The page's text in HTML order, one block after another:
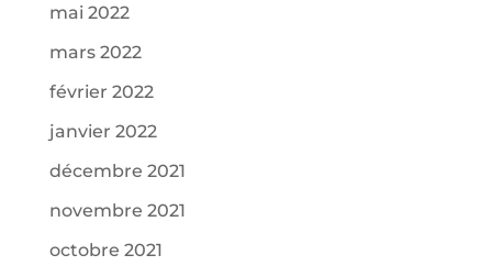
mai 2022
mars 2022
février 2022
janvier 2022
décembre 2021
novembre 2021
octobre 2021